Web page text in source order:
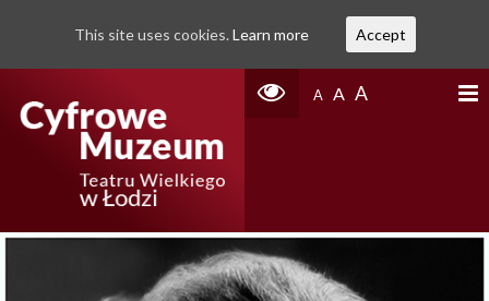
A A A
This site uses cookies. Learn more Accept